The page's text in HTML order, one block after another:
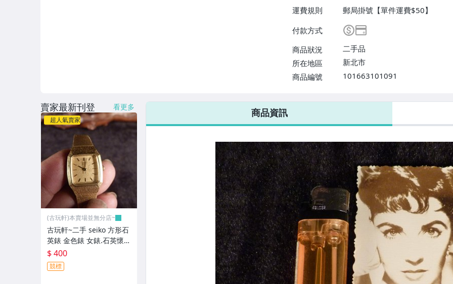
運費規則
郵局掛號【單件運費$50】
付款方式
商品狀況
二手品
所在地區
新北市
商品編號
101663101091
商品資訊
賣家最新刊登 看更多
超人氣賣家
(古玩軒)本賣場並無分店~
古玩軒~二手 seiko 方形石
英錶 金色錶 女錶.石英懷
錶.老式 懷錶 ~GGG92
$ 400
競標